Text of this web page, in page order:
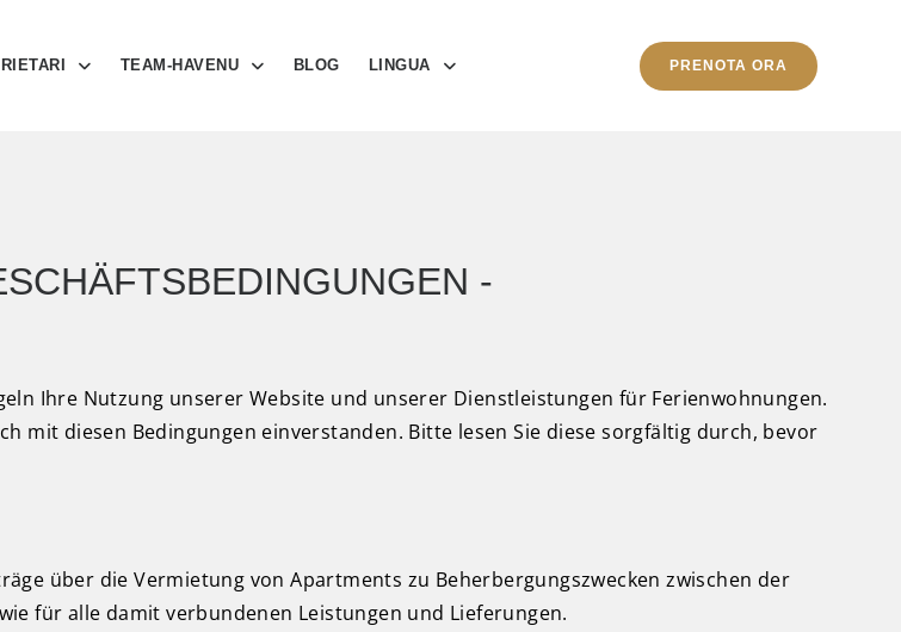
TEAM-HAVENU BLOG LINGUA PRENOTA ORA
-
Ihre Nutzung unserer Website und unserer Dienstleistungen für Ferienwohnungen.
mit diesen Bedingungen einverstanden. Bitte lesen Sie diese sorgfältig durch, bevor
über die Vermietung von Apartments zu Beherbergungszwecken zwischen der
für alle damit verbundenen Leistungen und Lieferungen.